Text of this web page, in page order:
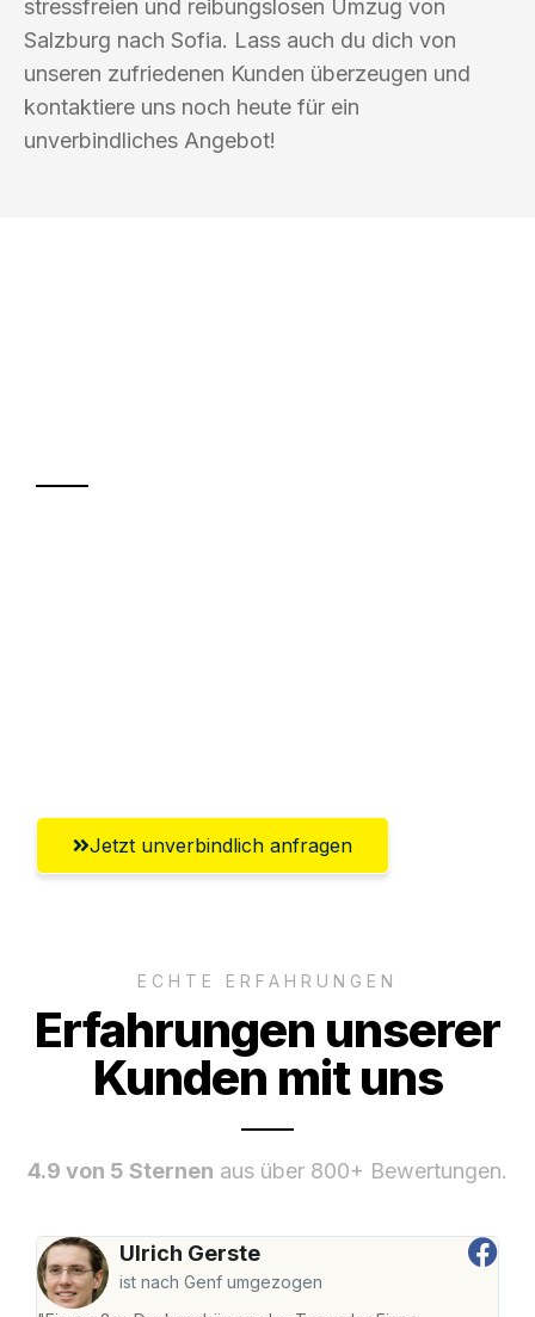
stressfreien und reibungslosen Umzug von
Salzburg nach Sofia. Lass auch du dich von
unseren zufriedenen Kunden überzeugen und
kontaktiere uns noch heute für ein
unverbindliches Angebot!
Jetzt unverbindlich anfragen
ECHTE ERFAHRUNGEN
Erfahrungen unserer
Kunden mit uns
4.9 von 5 Sternen aus über 800+ Bewertungen.
Ulrich Gerste
ist nach Genf umgezogen